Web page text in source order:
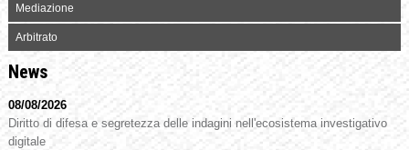
Mediazione
Arbitrato
News
08/08/2026
Diritto di difesa e segretezza delle indagini nell'ecosistema investigativo
digitale